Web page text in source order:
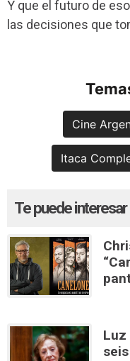
Y que el futuro de
las decisiones que
Cine
Itaca
Te puede interesar
Luz